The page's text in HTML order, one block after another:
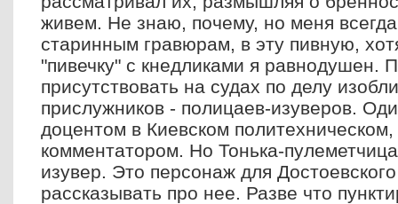
живем. Не знаю, почему, но меня
старинным гравюрам, в эту пивную,
"пивечку" с кнедликами я равнодушен.
присутствовать на судах по делу
прислужников - полицаев-изуверов.
доцентом в Киевском
комментатором. Но Тонька-
изувер. Это персонаж для
рассказывать про нее. Разве что